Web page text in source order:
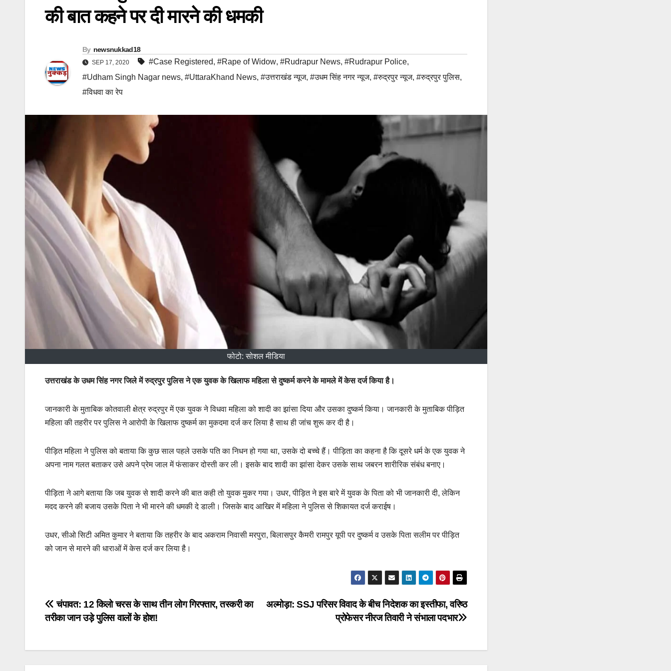
की बात कहने पर दी मारने की धमकी
By newsnukkad18
SEP 17, 2020 #Case Registered, #Rape of Widow, #Rudrapur News, #Rudrapur Police,
#Udham Singh Nagar news, #UttaraKhand News, #उत्तराखंड न्यूज, #उधम सिंह नगर न्यूज, #रुद्रपुर न्यूज, #रुद्रपुर पुलिस,
#विधवा का रेप
फोटो: सोशल मीडिया
उत्तराखंड के उधम सिंह नगर जिले में रुद्रपुर पुलिस ने एक युवक के खिलाफ महिला से दुष्कर्म करने के मामले में केस दर्ज किया है।
जानकारी के मुताबिक कोतवाली क्षेत्र रुद्रपुर में एक युवक ने विधवा महिला को शादी का झांसा दिया और उसका दुष्कर्म किया। जानकारी के मुताबिक पीड़ित
महिला की तहरीर पर पुलिस ने आरोपी के खिलाफ दुष्कर्म का मुकदमा दर्ज कर लिया है साथ ही जांच शुरू कर दी है।
पीड़ित महिला ने पुलिस को बताया कि कुछ साल पहले उसके पति का निधन हो गया था, उसके दो बच्चे हैं। पीड़िता का कहना है कि दूसरे धर्म के एक युवक ने
अपना नाम गलत बताकर उसे अपने प्रेम जाल में फंसाकर दोस्ती कर ली। इसके बाद शादी का झांसा देकर उसके साथ जबरन शारीरिक संबंध बनाए।
पीड़िता ने आगे बताया कि जब युवक से शादी करने की बात कही तो युवक मुकर गया। उधर, पीड़ित ने इस बारे में युवक के पिता को भी जानकारी दी, लेकिन
मदद करने की बजाय उसके पिता ने भी मारने की धमकी दे डाली। जिसके बाद आखिर में महिला ने पुलिस से शिकायत दर्ज कराईष।
उधर, सीओ सिटी अमित कुमार ने बताया कि तहरीर के बाद अकराम निवासी मरपुरा, बिलासपुर कैमरी रामपुर यूपी पर दुष्कर्म व उसके पिता सलीम पर पीड़ित
को जान से मारने की धाराओं में केस दर्ज कर लिया है।
Post
navigation
अल्मोड़ा: SSJ परिसर विवाद के बीच निदेशक का इस्तीफा, वरिष्ठ
प्रोफेसर नीरज तिवारी ने संभाला पदभार
चंपावत: 12 किलो चरस के साथ तीन लोग गिरफ्तार, तस्करी का
तरीका जान उड़े पुलिस वालों के होश!